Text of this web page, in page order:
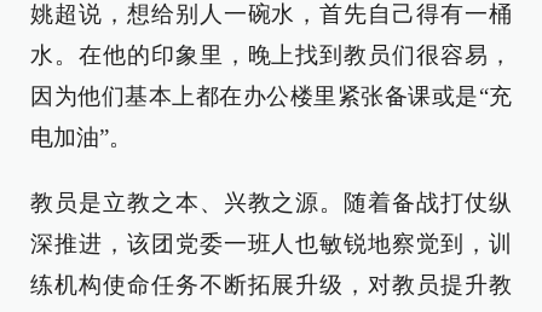
姚超说，想给别人一碗水，首先自己得有一桶
水。在他的印象里，晚上找到教员们很容易，
因为他们基本上都在办公楼里紧张备课或是“充
电加油”。
教员是立教之本、兴教之源。随着备战打仗纵
深推进，该团党委一班人也敏锐地察觉到，训
练机构使命任务不断拓展升级，对教员提升教